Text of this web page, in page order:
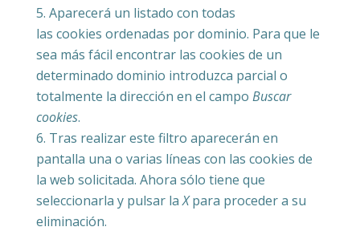
Aparecerá un listado con todas
las cookies ordenadas por dominio. Para que le
sea más fácil encontrar las cookies de un
determinado dominio introduzca parcial o
totalmente la dirección en el campo Buscar
cookies.
Tras realizar este filtro aparecerán en
pantalla una o varias líneas con las cookies de
la web solicitada. Ahora sólo tiene que
seleccionarla y pulsar laXpara proceder a su
eliminación.